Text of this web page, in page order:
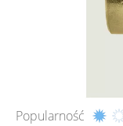
Popularność